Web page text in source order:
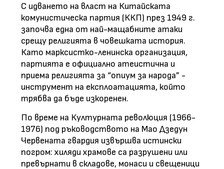
С идването на власт на Китайската
комунистическа партия (ККП) през 1949 г.
започва една от най-мащабните атаки
срещу религията в човешката история.
Като марксистко-ленинска организация,
партията е официално атеистична и
приема религията за “опиум за народа” -
инструмент на експлоатацията, който
трябва да бъде изкоренен.
По време на Културната революция (1966-
1976) под ръководството на Мао Дзедун
Червената гвардия извършва истински
погром: хиляди храмове са разрушени или
превърнати в складове, монаси и свещеници